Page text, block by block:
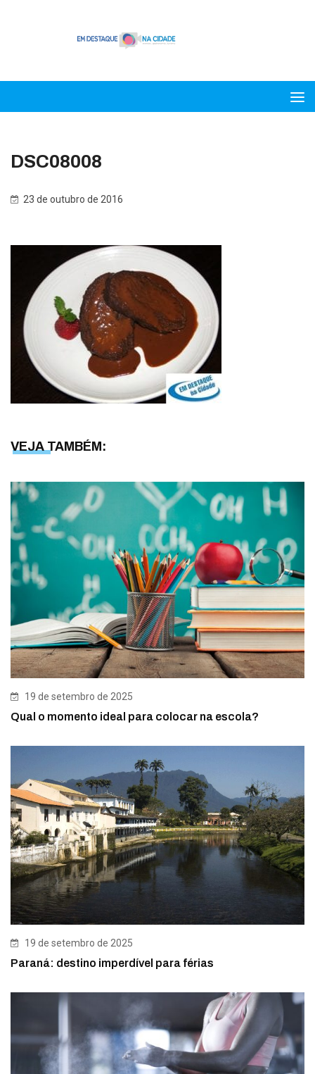
DSC08008
23 de outubro de 2016
VEJA TAMBÉM:
19 de setembro de 2025
Qual o momento ideal para colocar na escola?
19 de setembro de 2025
Paraná: destino imperdível para férias